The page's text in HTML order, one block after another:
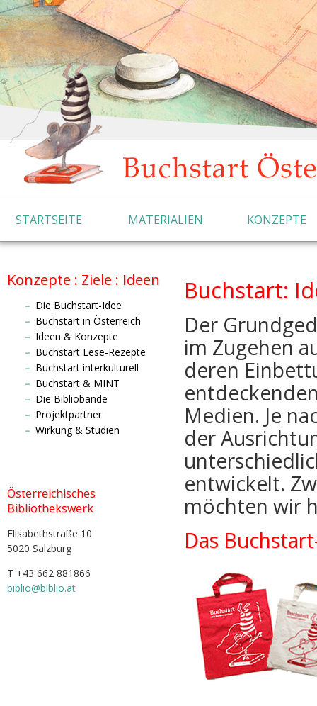
STARTSEITE MATERIALIEN KONZEPTE
Konzepte : Ziele : Ideen
Die Buchstart-Idee
Buchstart in Österreich
Ideen & Konzepte
Buchstart Lese-Rezepte
Buchstart interkulturell
Buchstart & MINT
Die Bibliobande
Projektpartner
Wirkung & Studien
Österreichisches
Bibliothekswerk
Elisabethstraße 10
5020 Salzburg
T +43 662 881866
biblio@biblio.at
Buchstart:
Der
im Zugehen
deren
Medien. Je
der
entwickelt.
möchten wir
Das